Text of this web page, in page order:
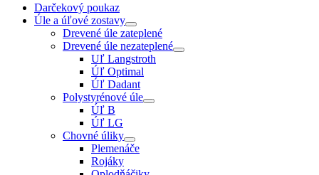
Darčekový poukaz
Úle a úľové zostavy
Drevené úle zateplené
Drevené úle nezateplené
Uľ Langstroth
Úľ Optimal
Úľ Dadant
Polystyrénové úle
Úľ B
Úľ LG
Chovné úliky
Plemenáče
Rojáky